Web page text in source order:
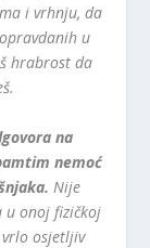
i vrhnju, da
u
hrabrost da
na
nemoć
Nije
u onoj fizičkoj
osjetljiv